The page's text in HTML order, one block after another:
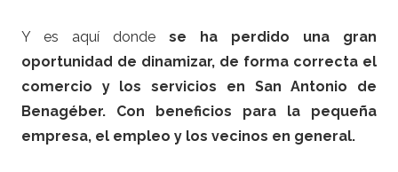
Y es aquí donde se ha perdido una gran
oportunidad de dinamizar, de forma correcta el
comercio y los servicios en San Antonio de
Benagéber. Con beneficios para la pequeña
empresa, el empleo y los vecinos en general.